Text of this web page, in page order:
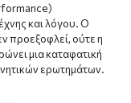
και λόγου. Ο
προεξοφλεί, ούτε η
μια καταφατική
ερωτημάτων.